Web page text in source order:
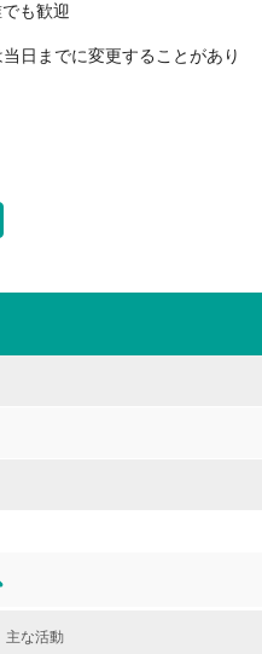
も歓迎
日までに変更することがあり
主な活動